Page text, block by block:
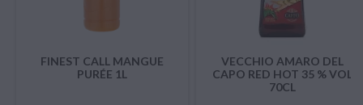
FINEST CALL MANGUE
PURÉE 1L
VECCHIO AMARO DEL
CAPO RED HOT 35 % VOL
70CL